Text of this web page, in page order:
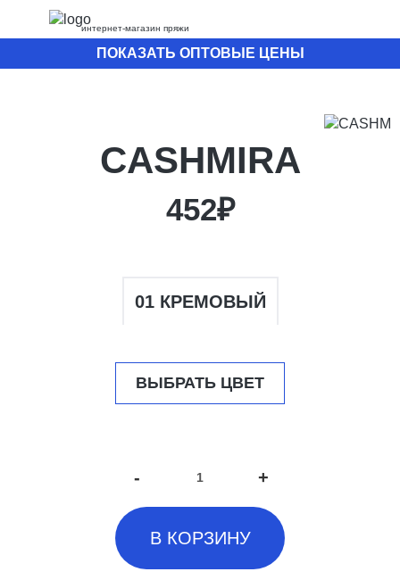
интернет-магазин пряжи
ПОКАЗАТЬ ОПТОВЫЕ ЦЕНЫ
CASHMIRA
452₽
01 КРЕМОВЫЙ
ВЫБРАТЬ ЦВЕТ
- +
В КОРЗИНУ